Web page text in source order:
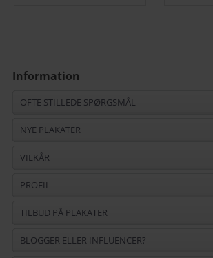
Information
OFTE STILLEDE SPØRGSMÅL
NYE PLAKATER
VILKÅR
PROFIL
TILBUD PÅ PLAKATER
BLOGGER ELLER INFLUENCER?